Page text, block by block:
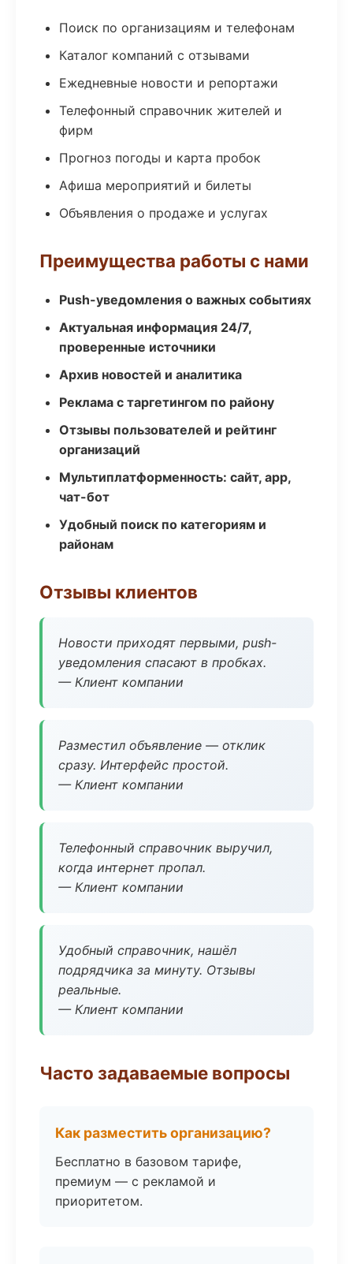
Поиск по организациям и телефонам
Каталог компаний с отзывами
Ежедневные новости и репортажи
Телефонный справочник жителей и
фирм
Прогноз погоды и карта пробок
Афиша мероприятий и билеты
Объявления о продаже и услугах
Преимущества работы с нами
Push-уведомления о важных событиях
Актуальная информация 24/7,
проверенные источники
Архив новостей и аналитика
Реклама с таргетингом по району
Отзывы пользователей и рейтинг
организаций
Мультиплатформенность: сайт, app,
чат-бот
Удобный поиск по категориям и
районам
Отзывы клиентов
Новости приходят первыми, push-
уведомления спасают в пробках.
— Клиент компании
Разместил объявление — отклик
сразу. Интерфейс простой.
— Клиент компании
Телефонный справочник выручил,
когда интернет пропал.
— Клиент компании
Удобный справочник, нашёл
подрядчика за минуту. Отзывы
реальные.
— Клиент компании
Часто задаваемые вопросы
Как разместить организацию?
Бесплатно в базовом тарифе,
премиум — с рекламой и
приоритетом.